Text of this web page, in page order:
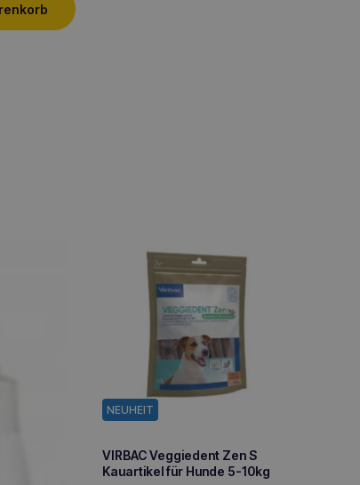
NEUHEIT
VIRBAC Veggiedent Zen S
Kauartikel für Hunde 5-10kg